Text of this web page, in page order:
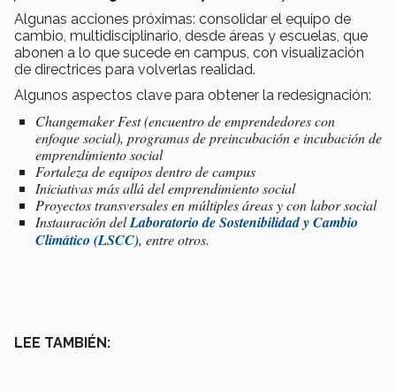
Algunas acciones próximas: consolidar el equipo de
cambio, multidisciplinario, desde áreas y escuelas, que
abonen a lo que sucede en campus, con visualización
de directrices para volverlas realidad.
Algunos aspectos clave para obtener la redesignación:
Changemaker Fest (encuentro de emprendedores con
enfoque social), programas de preincubación e incubación de
emprendimiento social
Fortaleza de equipos dentro de campus
Iniciativas más allá del emprendimiento social
Proyectos transversales en múltiples áreas y con labor social
Instauración delLaboratorio de Sostenibilidad y Cambio
Climático (LSCC), entre otros.
LEE TAMBIÉN: